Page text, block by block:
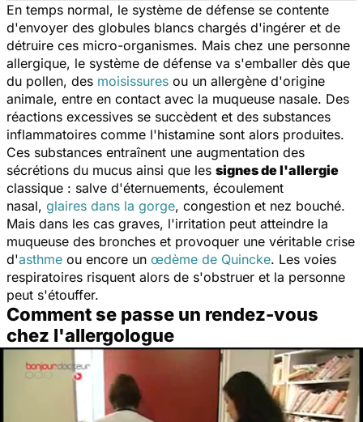
En temps normal, le système de défense se contente
d'envoyer des globules blancs chargés d'ingérer et de
détruire ces micro-organismes. Mais chez une personne
allergique, le système de défense va s'emballer dès que
du pollen, des moisissures ou un allergène d'origine
animale, entre en contact avec la muqueuse nasale. Des
réactions excessives se succèdent et des substances
inflammatoires comme l'histamine sont alors produites.
Ces substances entraînent une augmentation des
sécrétions du mucus ainsi que les signes de l'allergie
classique : salve d'éternuements, écoulement
nasal, glaires dans la gorge, congestion et nez bouché.
Mais dans les cas graves, l'irritation peut atteindre la
muqueuse des bronches et provoquer une véritable crise
d'asthme ou encore un œdème de Quincke. Les voies
respiratoires risquent alors de s'obstruer et la personne
peut s'étouffer.
Comment se passe un rendez-vous
chez l'allergologue